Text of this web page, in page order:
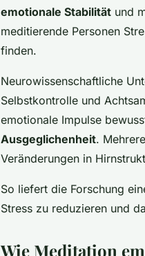
emotionale Stabilität und
meditierende Personen
finden.
Neurowissenschaftliche
Selbstkontrolle und
emotionale Impulse
Ausgeglichenheit.
Veränderungen in
So liefert die Forschung
Stress zu reduzieren und
Wie Meditation